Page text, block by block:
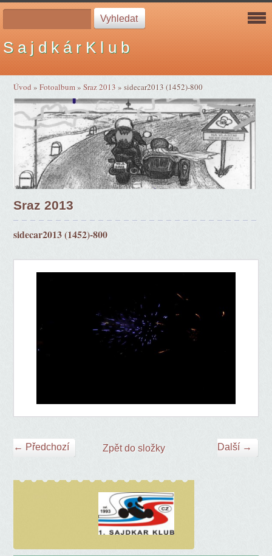
S a j d k á r K l u b
Úvod »Fotoalbum»Sraz 2013 »sidecar2013 (1452)-800
Sraz 2013
sidecar2013 (1452)-800
← Předchozí Další →
Zpět do složky